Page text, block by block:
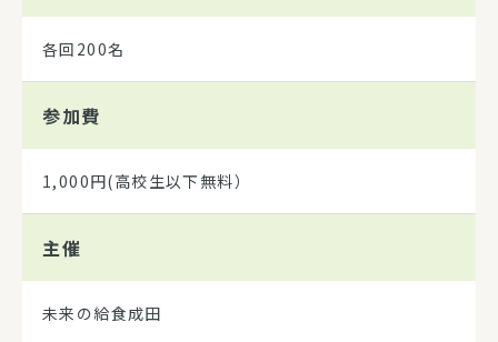
各回200名
参加費
1,000円(高校生以下無料）
主催
未来の給食成田